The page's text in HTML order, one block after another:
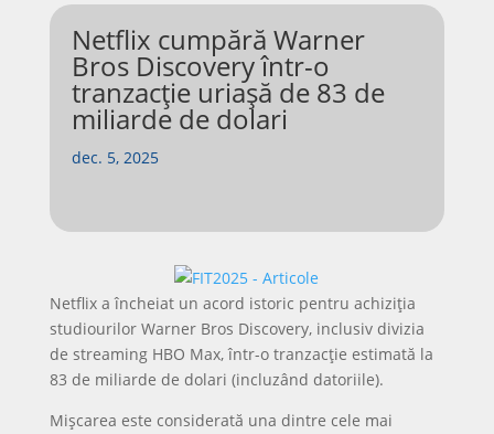
Netflix cumpără Warner
Bros Discovery într-o
tranzacție uriașă de 83 de
miliarde de dolari
dec. 5, 2025
Netflix a încheiat un acord istoric pentru achiziția
studiourilor Warner Bros Discovery, inclusiv divizia
de streaming HBO Max, într-o tranzacție estimată la
83 de miliarde de dolari (incluzând datoriile).
Mișcarea este considerată una dintre cele mai